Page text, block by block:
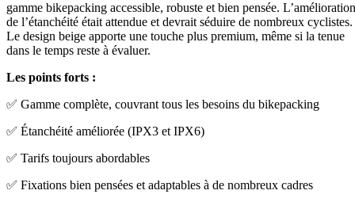
gamme bikepacking accessible, robuste et bien pensée. L’amélioration
de l’étanchéité était attendue et devrait séduire de nombreux cyclistes.
Le design beige apporte une touche plus premium, même si la tenue
dans le temps reste à évaluer.
Les points forts :
✅ Gamme complète, couvrant tous les besoins du bikepacking
✅ Étanchéité améliorée (IPX3 et IPX6)
✅ Tarifs toujours abordables
✅ Fixations bien pensées et adaptables à de nombreux cadres